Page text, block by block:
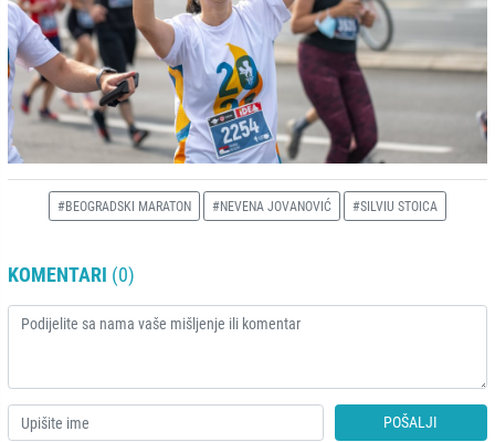
#BEOGRADSKI MARATON #NEVENA JOVANOVIĆ #SILVIU STOICA
KOMENTARI (0)
POŠALJI